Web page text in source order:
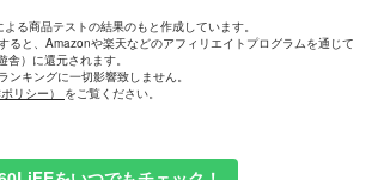
る商品テストの結果のもと作成しています。
ると、Amazonや楽天などのアフィリエイトプログラムを通じて
）に還元されます。
キングに一切影響致しません。
リシー） をご覧ください。